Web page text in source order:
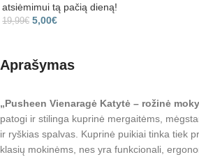
atsiėmimui tą pačią dieną!
19,99€ 5,00€
Aprašymas
„Pusheen Vienaragė Katytė – rožinė
patogi ir stilinga kuprinė mergaitėms,
ir ryškias spalvas. Kuprinė puikiai tinka tiek
klasių mokinėms, nes yra funkcionali,